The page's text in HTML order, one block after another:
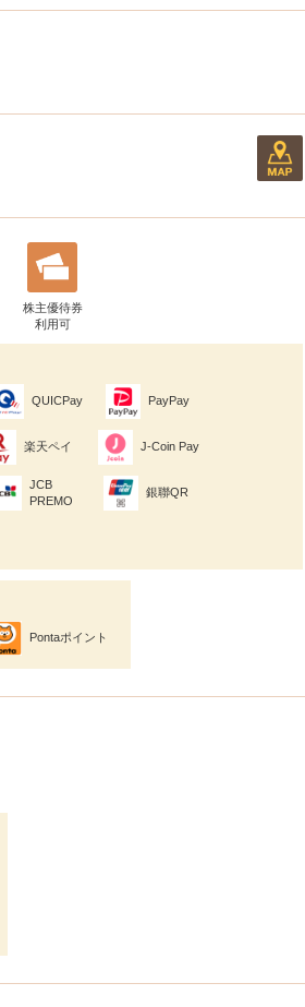
株主優待券
利用可
QUICPay PayPay
楽天ペイ J-Coin Pay
JCB
PREMO
銀聯QR
Pontaポイント